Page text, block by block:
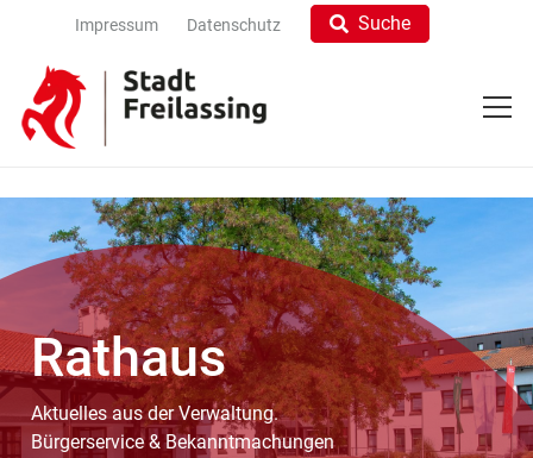
Impressum Datenschutz Suche
Rathaus
Aktuelles aus der Verwaltung.
Bürgerservice & Bekanntmachungen